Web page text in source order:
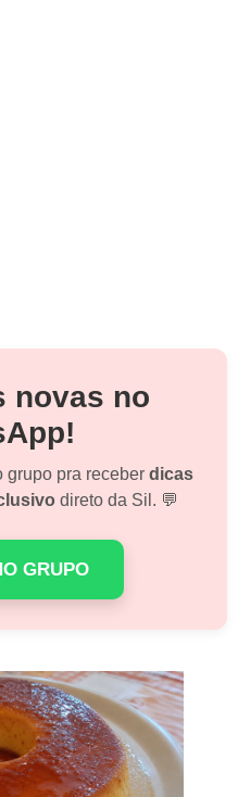
novas no
grupo pra receber dicas
direto da Sil. 💬
GRUPO